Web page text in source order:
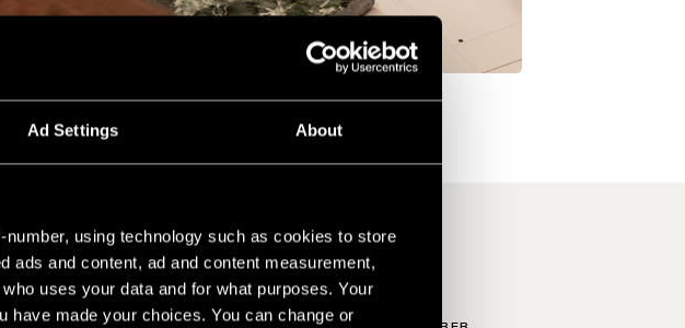
Ad Settings About
using technology such as cookies to store
ads and content, ad and content measurement,
uses your data and for what purposes. Your
have made your choices. You can change or